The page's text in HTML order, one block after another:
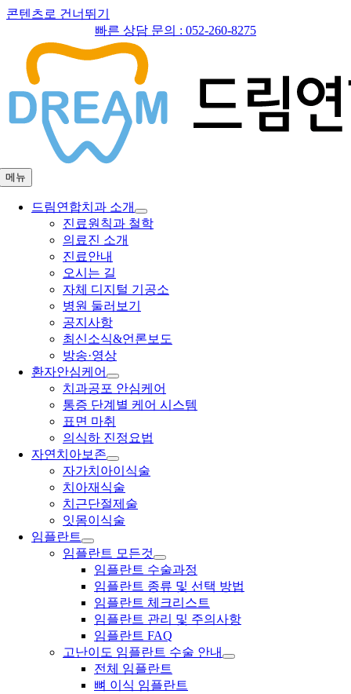
콘텐츠로 건너뛰기
빠른 상담 문의 : 052-260-8275
메뉴
드림연합치과 소개
진료원칙과 철학
의료진 소개
진료안내
오시는 길
자체 디지털 기공소
병원 둘러보기
공지사항
최신소식&언론보도
방송·영상
환자안심케어
치과공포 안심케어
통증 단계별 케어 시스템
표면 마취
의식하 진정요법
자연치아보존
자가치아이식술
치아재식술
치근단절제술
잇몸이식술
임플란트
임플란트 모든것
임플란트 수술과정
임플란트 종류 및 선택 방법
임플란트 체크리스트
임플란트 관리 및 주의사항
임플란트 FAQ
고난이도 임플란트 수술 안내
전체 임플란트
뼈 이식 임플란트